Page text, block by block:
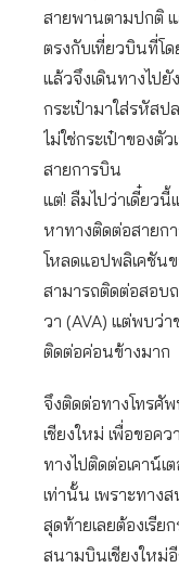
สายพานตามปกติ แ
ตรงกับเที่ยวบินที่โ
แล้วจึงเดินทางไปยั
กระเป๋ามาใส่รหัส
ไม่ใช่กระเป๋าของตั
สายการบิน
แต่! ลืมไปว่าเดี๋ยวนี้
หาทางติดต่อสายก
โหลดแอปพลิเคชัน
สามารถติดต่อสอบ
วา (AVA) แต่พบว่า
ติดต่อค่อนข้างมาก
จึงติดต่อทางโทรศั
เชียงใหม่ เพื่อขอค
ทางไปติดต่อเคาน์เ
เท่านั้น เพราะทาง
สุดท้ายเลยต้องเรีย
สนามบินเชียงใหม่